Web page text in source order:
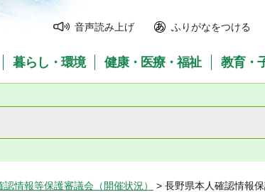
音声読み上げ ふりがなをつける
暮らし・環境 健康・医療・福祉 教育・
情報等保護審議会（開催状況） > 長野県本人確認情報